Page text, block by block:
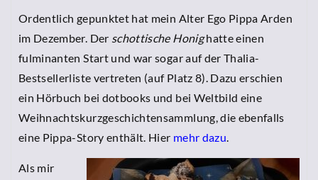
Ordentlich gepunktet hat mein Alter Ego Pippa Arden
im Dezember. Der schottische Honighatte einen
fulminanten Start und war sogar auf der Thalia-
Bestsellerliste vertreten (auf Platz 8). Dazu erschien
ein Hörbuch bei dotbooks und bei Weltbild eine
Weihnachtskurzgeschichtensammlung, die ebenfalls
eine Pippa-Story enthält. Hier mehr dazu.
Als mir